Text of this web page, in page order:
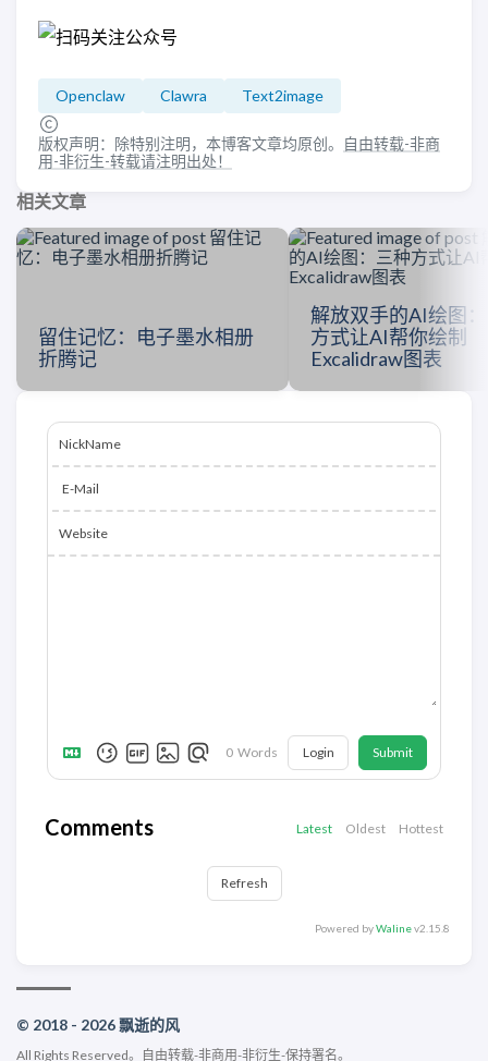
Openclaw Clawra Text2image
版权声明：除特别注明，本博客文章均原创。
自由转载-非商
用-非衍生-转载请注明出处！
相关文章
留住记忆：电子墨水相册
折腾记
解放双手的AI绘图
方式让AI帮你绘制
Excalidraw图表
NickName
E-Mail
Website
0 Words Login Submit
Comments Latest Oldest Hottest
Refresh
Powered byWalinev2.15.8
© 2018 - 2026 飘逝的风
All Rights Reserved。 自由转载-非商用-非衍生-保持署名。